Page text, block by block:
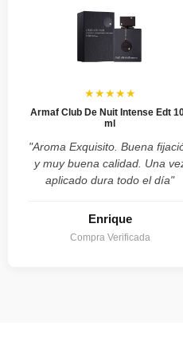
★★★★★
Armaf Club De Nuit Intense Edt
ml
"Aroma Exquisito. Buena
y muy buena calidad. Una
aplicado dura todo el día"
Enrique
Compra Verificada